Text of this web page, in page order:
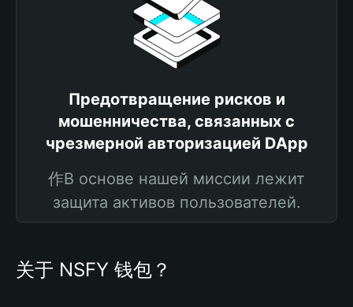
Предотвращение рисков и
мошенничества, связанных с
чрезмерной авторизацией DApp
作В основе нашей миссии лежит
защита активов пользователей.
关于 NSFY 钱包？